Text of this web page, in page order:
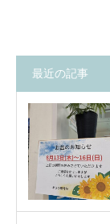
最近の記事